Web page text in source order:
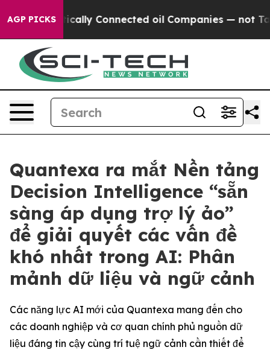
AGP PICKSConnected oil Companies — not
Quantexa ra mắt Nền tảng
Decision Intelligence “sẵn
sàng áp dụng trợ lý ảo”
để giải quyết các vấn đề
khó nhất trong AI: Phân
mảnh dữ liệu và ngữ cảnh
Các năng lực AI mới của Quantexa mang đến cho
các doanh nghiệp và cơ quan chính phủ nguồn dữ
liệu đáng tin cậy cùng trí tuệ ngữ cảnh cần thiết để